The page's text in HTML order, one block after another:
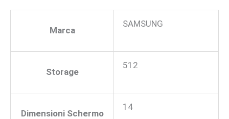
Marca
SAMSUNG
Storage
512
Dimensioni Schermo
14